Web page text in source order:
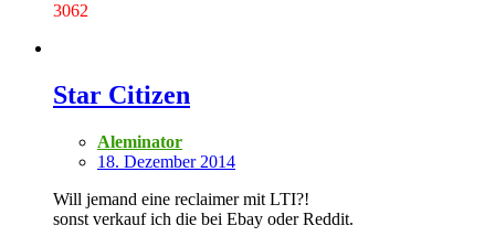
3062
Star Citizen
Aleminator
18. Dezember 2014
Will jemand eine reclaimer mit LTI?!
sonst verkauf ich die bei Ebay oder Reddit.